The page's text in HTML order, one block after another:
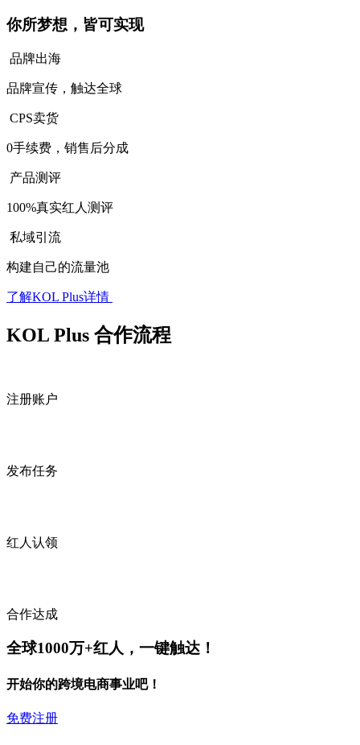
你所梦想，皆可实现
品牌出海
品牌宣传，触达全球
CPS卖货
0手续费，销售后分成
产品测评
100%真实红人测评
私域引流
构建自己的流量池
了解KOL Plus详情
KOL Plus 合作流程
注册账户
发布任务
红人认领
合作达成
全球1000万+红人，一键触达！
开始你的跨境电商事业吧！
免费注册